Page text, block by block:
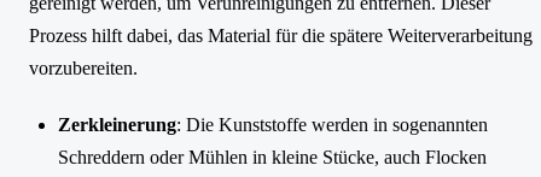
Prozess hilft dabei, das Material für die spätere Weiterverarbeitung
vorzubereiten.
Zerkleinerung: Die Kunststoffe werden in sogenannten
Schreddern oder Mühlen in kleine Stücke, auch Flocken